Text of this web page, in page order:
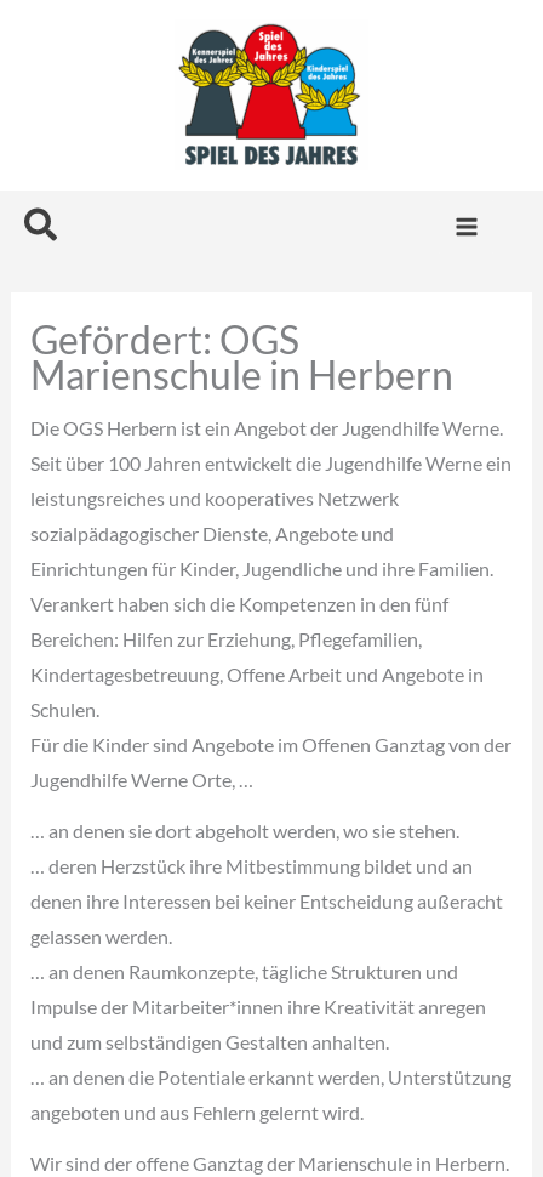
Suchen
Gefördert: OGS
Marienschule in Herbern
Die OGS Herbern ist ein Angebot der Jugendhilfe Werne.
Seit über 100 Jahren entwickelt die Jugendhilfe Werne ein
leistungsreiches und kooperatives Netzwerk
sozialpädagogischer Dienste, Angebote und
Einrichtungen für Kinder, Jugendliche und ihre Familien.
Verankert haben sich die Kompetenzen in den fünf
Bereichen: Hilfen zur Erziehung, Pflegefamilien,
Kindertagesbetreuung, Offene Arbeit und Angebote in
Schulen.
Für die Kinder sind Angebote im Offenen Ganztag von der
Jugendhilfe Werne Orte, …
… an denen sie dort abgeholt werden, wo sie stehen.
… deren Herzstück ihre Mitbestimmung bildet und an
denen ihre Interessen bei keiner Entscheidung außeracht
gelassen werden.
… an denen Raumkonzepte, tägliche Strukturen und
Impulse der Mitarbeiter*innen ihre Kreativität anregen
und zum selbständigen Gestalten anhalten.
… an denen die Potentiale erkannt werden, Unterstützung
angeboten und aus Fehlern gelernt wird.
Wir sind der offene Ganztag der Marienschule in Herbern.